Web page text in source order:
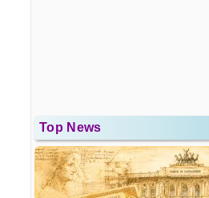
Top News